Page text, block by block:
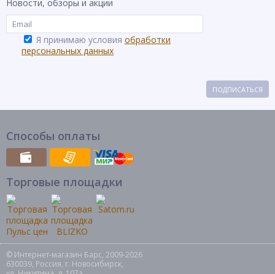
Новости, обзоры и акции
Я принимаю условия обработки
персональных данных
ПОДПИСАТЬСЯ
Способы оплаты
Торговые площадки
© Интернет-магазин Барс, 2009-2026
630039, Россия, г. Новосибирск,